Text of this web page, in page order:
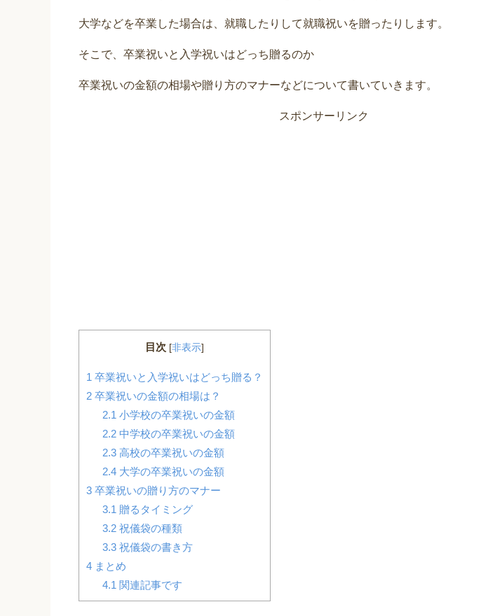
大学などを卒業した場合は、就職したりして就職祝いを贈ったりします。
そこで、卒業祝いと入学祝いはどっち贈るのか
卒業祝いの金額の相場や贈り方のマナーなどについて書いていきます。
スポンサーリンク
目次 [非表示]
1 卒業祝いと入学祝いはどっち贈る？
2 卒業祝いの金額の相場は？
2.1 小学校の卒業祝いの金額
2.2中学校の卒業祝いの金額
2.3高校の卒業祝いの金額
2.4大学の卒業祝いの金額
3 卒業祝いの贈り方のマナー
3.1 贈るタイミング
3.2祝儀袋の種類
3.3祝儀袋の書き方
4 まとめ
4.1 関連記事です